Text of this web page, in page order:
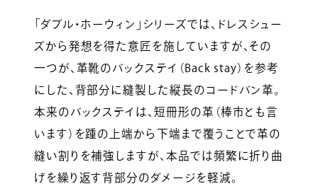
「ダブル・ホーウィン」シリーズでは、ドレスシュー
ズから発想を得た意匠を施していますが、その
一つが、革靴のバックステイ（Back stay）を参考
にした、背部分に縫製した縦長のコードバン革。
本来のバックステイは、短冊形の革（棒市とも言
います）を踵の上端から下端まで覆うことで革の
縫い割りを補強しますが、本品では頻繁に折り曲
げを繰り返す背部分のダメージを軽減。